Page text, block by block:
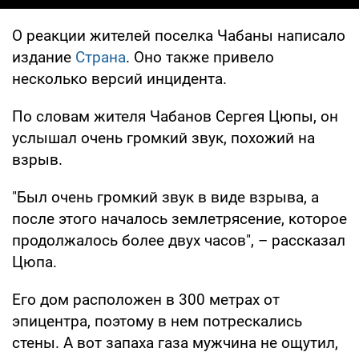
О реакции жителей поселка Чабаны написало
издание Страна. Оно также привело
несколько версий инцидента.
По словам жителя Чабанов Сергея Цюпы, он
услышал очень громкий звук, похожий на
взрыв.
"Был очень громкий звук в виде взрыва, а
после этого началось землетрясение, которое
продолжалось более двух часов", – рассказал
Цюпа.
Его дом расположен в 300 метрах от
эпицентра, поэтому в нем потрескались
стены. А вот запаха газа мужчина не ощутил,